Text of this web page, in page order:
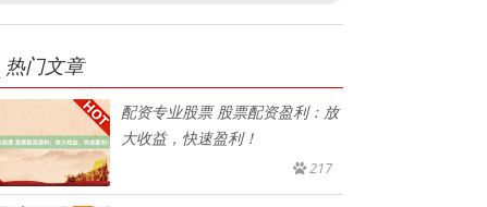
热门文章
配资专业股票 股票配资盈利：放
大收益，快速盈利！
217